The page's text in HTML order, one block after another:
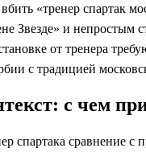
«тренер спартак
Звезде» и непростым
от тренера
с традицией
с чем
спартака